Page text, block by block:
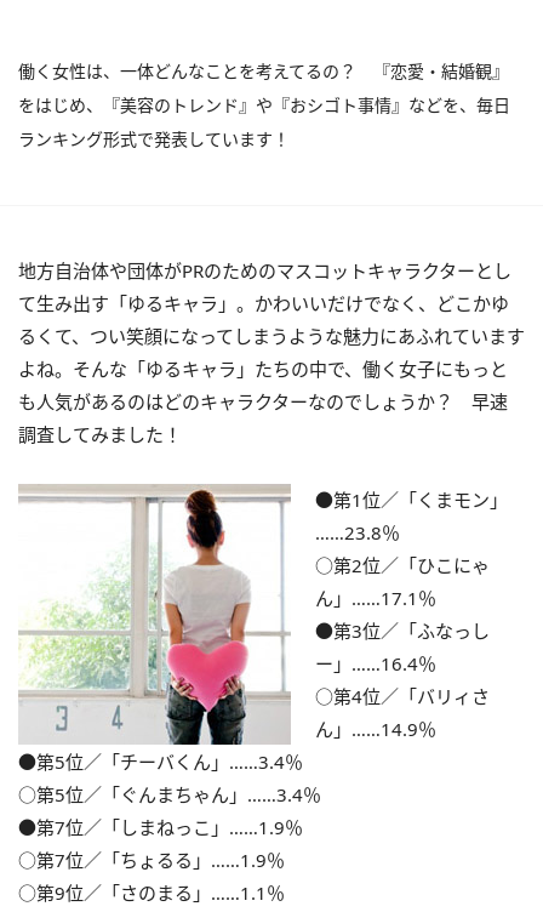
働く女性は、一体どんなことを考えてるの？ 『恋愛・結婚観』
をはじめ、『美容のトレンド』や『おシゴト事情』などを、毎日
ランキング形式で発表しています！
地方自治体や団体がPRのためのマスコットキャラクターとし
て生み出す「ゆるキャラ」。かわいいだけでなく、どこかゆ
るくて、つい笑顔になってしまうような魅力にあふれています
よね。そんな「ゆるキャラ」たちの中で、働く女子にもっと
も人気があるのはどのキャラクターなのでしょうか？ 早速
調査してみました！
●第1位／「くまモン」
……23.8％
○第2位／「ひこにゃ
ん」……17.1％
●第3位／「ふなっし
ー」……16.4％
○第4位／「バリィさ
ん」……14.9％
●第5位／「チーバくん」……3.4％
○第5位／「ぐんまちゃん」……3.4％
●第7位／「しまねっこ」……1.9％
○第7位／「ちょるる」……1.9％
○第9位／「さのまる」……1.1％